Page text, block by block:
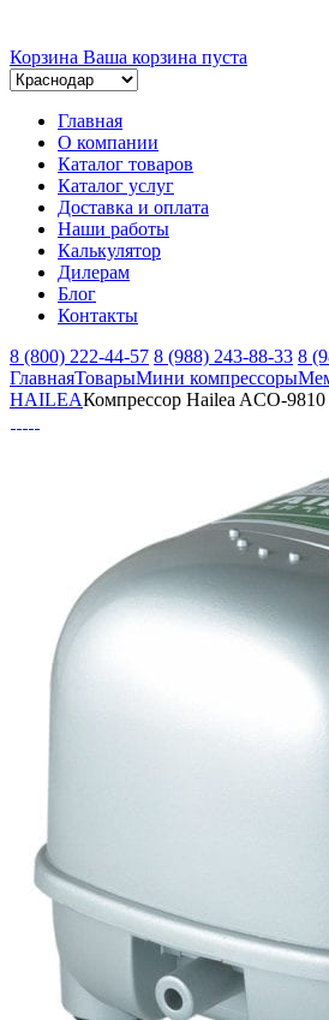
Корзина Ваша корзина пуста
Главная
О компании
Каталог товаров
Каталог услуг
Доставка и оплата
Наши работы
Калькулятор
Дилерам
Блог
Контакты
8 (800) 222-44-57 8 (988) 243-88-33 8
ГлавнаяТоварыМини компрессоры
HAILEAКомпрессор Hailea ACO-9810